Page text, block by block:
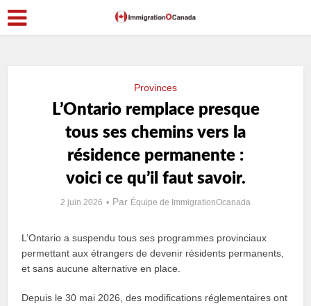
Provinces
L’Ontario remplace presque
tous ses chemins vers la
résidence permanente :
voici ce qu’il faut savoir.
2 juin 2026 Par Équipe de ImmigrationOcanada
L’Ontario a suspendu tous ses programmes provinciaux
permettant aux étrangers de devenir résidents permanents,
et sans aucune alternative en place.
Depuis le 30 mai 2026, des modifications réglementaires ont